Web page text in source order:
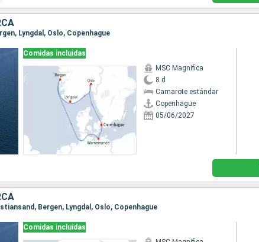
Lyngdal, Oslo, Copenhague
Comidas incluidas
MSC Magnifica
8 d
Camarote estándar
Copenhague
05/06/2027
Bergen, Lyngdal, Oslo, Copenhague
Comidas incluidas